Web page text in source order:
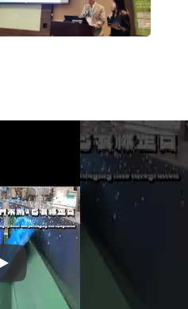
2024 ताइपे अंतरराष्ट्रीय पैकेजिंग